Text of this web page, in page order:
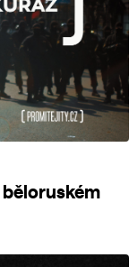
běloruském